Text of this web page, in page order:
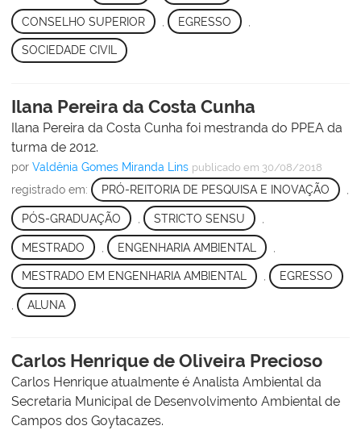
CONSELHO SUPERIOR EGRESSO
SOCIEDADE CIVIL
Ilana Pereira da Costa Cunha
Ilana Pereira da Costa Cunha foi mestranda do PPEA da
turma de 2012.
por Valdênia Gomes Miranda Lins publicado em 30/08/2018
registrado em: PRÓ-REITORIA DE PESQUISA E INOVAÇÃO
PÓS-GRADUAÇÃO STRICTO SENSU
MESTRADO ENGENHARIA AMBIENTAL
MESTRADO EM ENGENHARIA AMBIENTAL , EGRESSO
ALUNA
Carlos Henrique de Oliveira Precioso
Carlos Henrique atualmente é Analista Ambiental da
Secretaria Municipal de Desenvolvimento Ambiental de
Campos dos Goytacazes.